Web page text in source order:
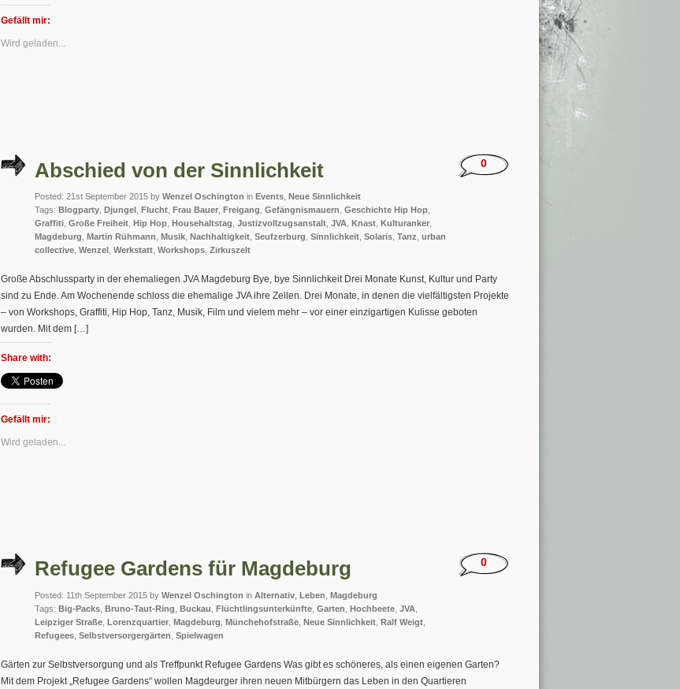
Gefällt mir:
Wird geladen...
Abschied von der Sinnlichkeit
Posted: 21st September 2015 by Wenzel Oschington in Events
Neue Sinnlichkeit
Tags: Blogparty Djungel Flucht Frau Bauer Freigang Gefängnismauern Geschichte Hip Hop
Graffiti Große Freiheit Hip Hop Househaltstag Justizvollzugsanstalt JVA Knast Kulturanker
Magdeburg
Martin Rühmann Musik Nachhaltigkeit Seufzerburg Sinnlichkeit Solaris Tanz urban
collective Wenzel Werkstatt Workshops Zirkuszelt
0
Große Abschlussparty in der ehemaliegen JVA Magdeburg Bye, bye Sinnlichkeit Drei Monate Kunst, Kultur und Party
sind zu Ende. Am Wochenende schloss die ehemalige JVA ihre Zellen. Drei Monate, in denen die vielfältigsten Projekte
– von Workshops, Graffiti, Hip Hop, Tanz, Musik, Film und vielem mehr – vor einer einzigartigen Kulisse geboten
wurden. Mit dem […]
Share with:
Gefällt mir:
Wird geladen...
Refugee Gardens für Magdeburg
Posted: 11th September 2015 by Wenzel Oschington in Alternativ Leben Magdeburg
Tags: Big-Packs Bruno-Taut-Ring Buckau Flüchtlingsunterkünfte Garten Hochbeete JVA
Leipziger Straße Lorenzquartier Magdeburg Münchehofstraße Neue Sinnlichkeit Ralf Weigt
Refugees Selbstversorgergärten Spielwagen
0
Gärten zur Selbstversorgung und als Treffpunkt Refugee Gardens Was gibt es schöneres, als einen eigenen Garten?
Mit dem Projekt „Refugee Gardens“ wollen Magdeurger ihren neuen Mitbürgern das Leben in den Quartieren